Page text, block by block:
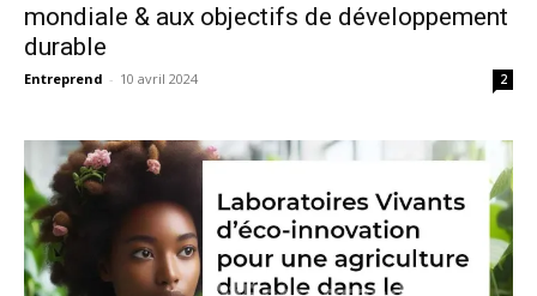
mondiale & aux objectifs de développement
durable
Entreprend - 10 avril 2024 2